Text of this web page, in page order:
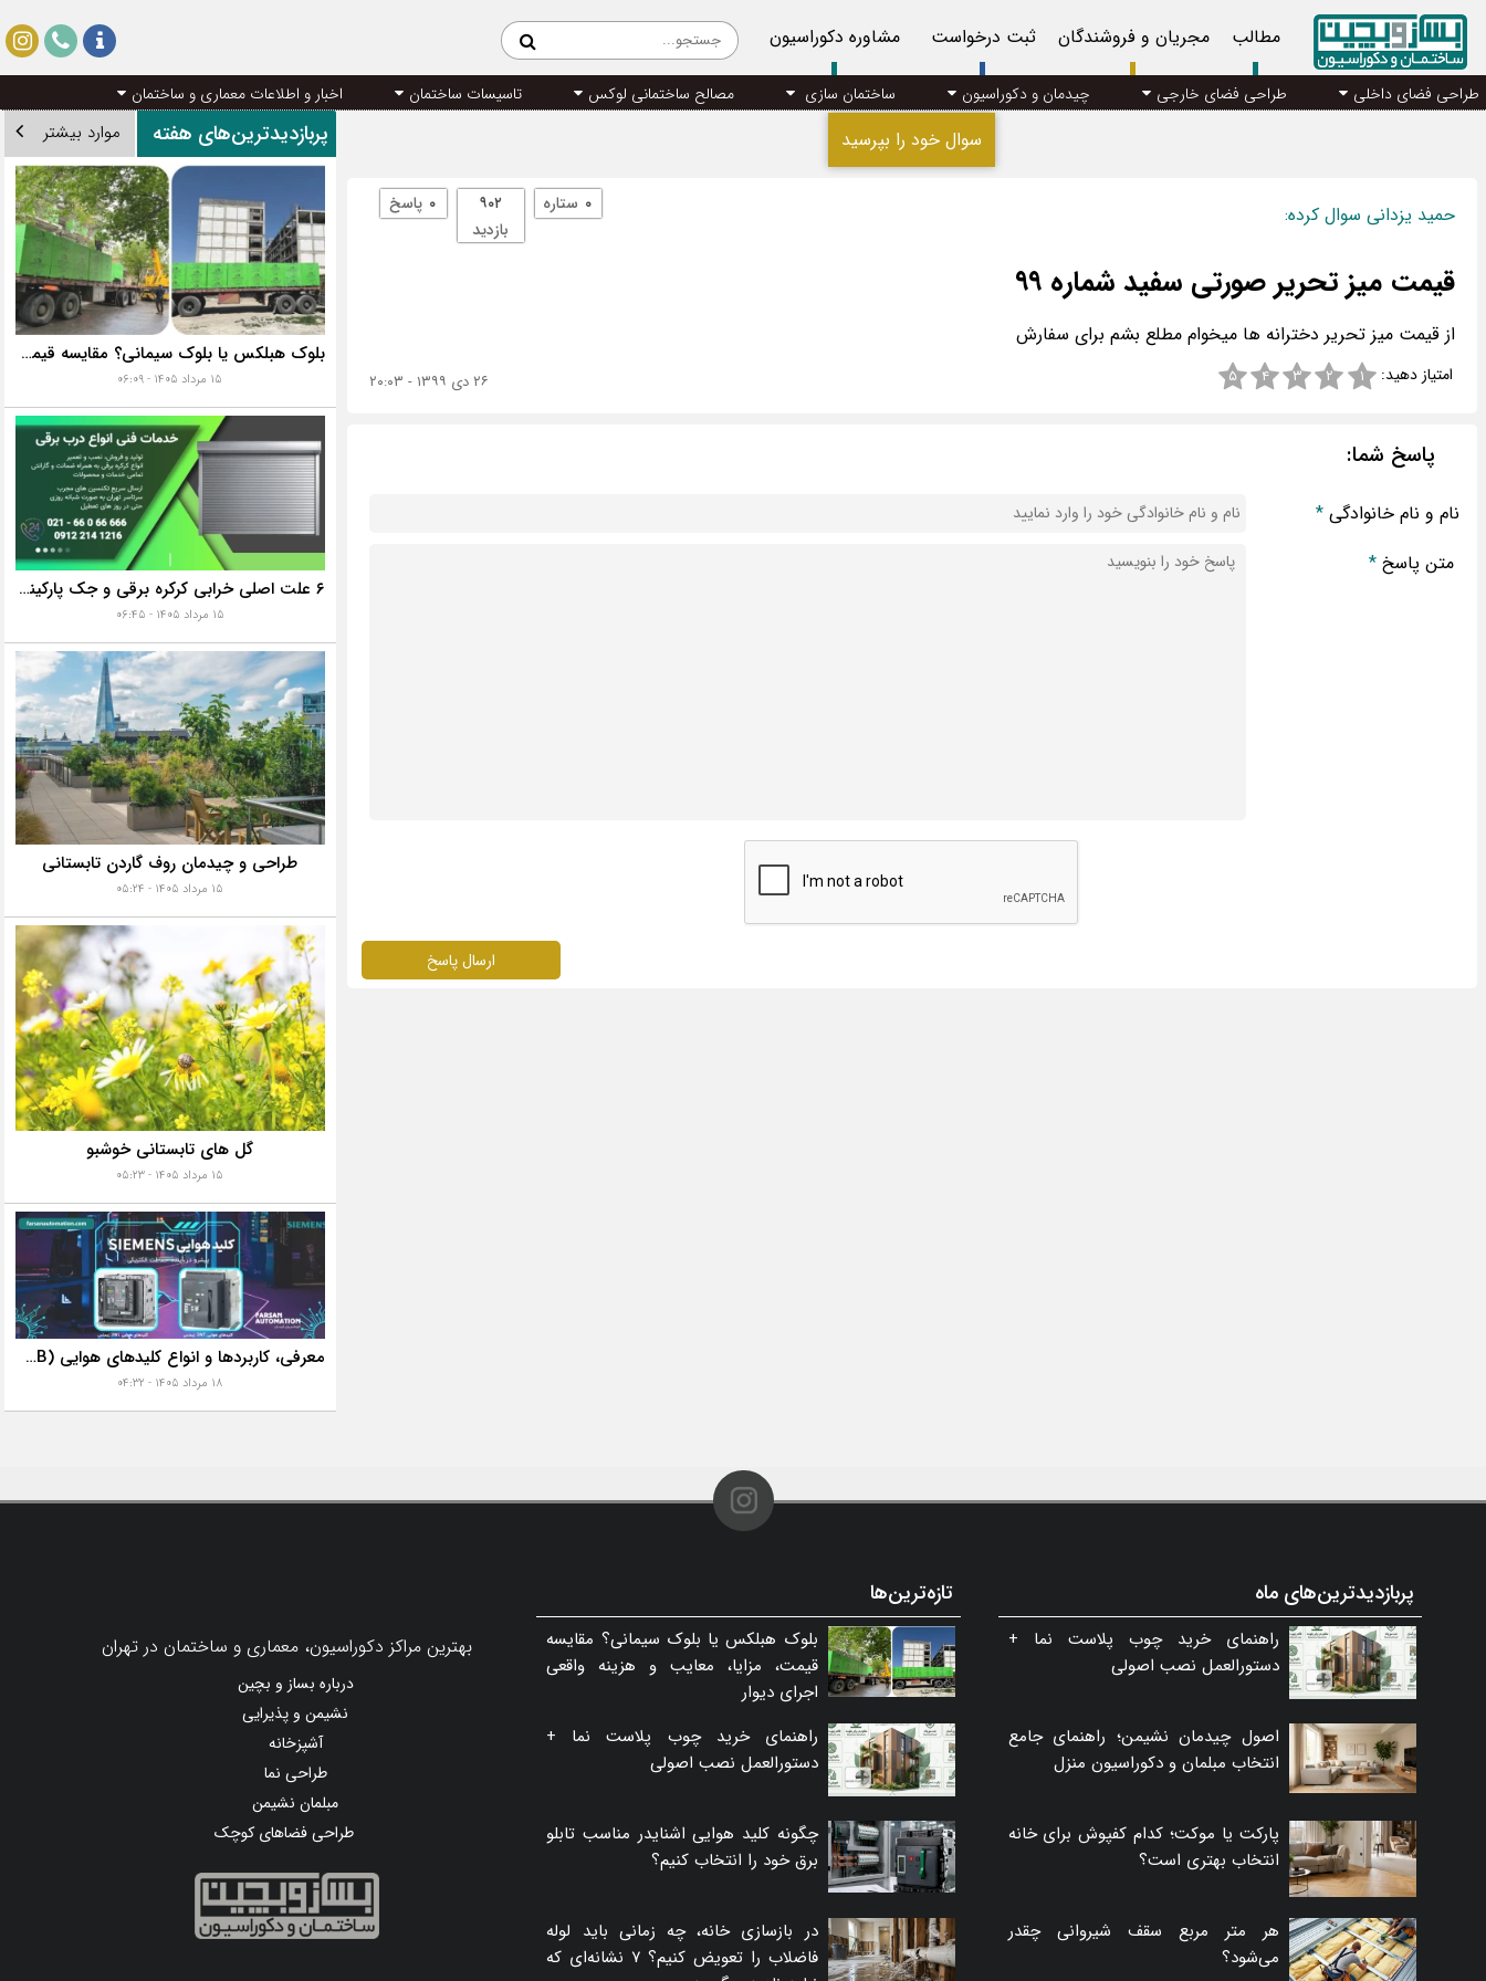
مطالب مجریان و فروشندگان ثبت درخواست مشاوره دکوراسیون
طراحی فضای داخلی طراحی فضای خارجی چیدمان و دکوراسیون ساختمان سازی مصالح ساختمانی لوکس تاسیسات ساختمان اخبار و اطلاعات معماری و ساختمان
سوال خود را بپرسید
حمید یزدانی سوال کرده: ۰ پاسخ
۹۰۲
بازدید
۰ ستاره
قیمت میز تحریر صورتی سفید شماره ۹۹
از قیمت میز تحریر دخترانه ها میخوام مطلع بشم برای سفارش
امتیاز دهید: ۱ ۲ ۳ ۴ ۵ ۲۶ دی ۱۳۹۹ - ۲۰:۰۳
پاسخ شما:
نام و نام خانوادگی *
متن پاسخ *
ارسال پاسخ
پربازدیدترین‌های هفته موارد بیشتر
بلوک هبلکس یا بلوک سیمانی؟ مقایسه قیمت، مزایا، معایب و هزینه واقعی اجرای دیوار
۱۵ مرداد ۱۴۰۵ - ۰۶:۰۹
۶ علت اصلی خرابی کرکره برقی و جک پارکینگی + راه‌های جلوگیری از هزینه‌های سنگین تعمیر
۱۵ مرداد ۱۴۰۵ - ۰۶:۴۵
طراحی و چیدمان روف گاردن تابستانی
۱۵ مرداد ۱۴۰۵ - ۰۵:۲۴
گل های تابستانی خوشبو
۱۵ مرداد ۱۴۰۵ - ۰۵:۲۳
معرفی، کاربردها و انواع کلیدهای هوایی (ACB)
۱۸ مرداد ۱۴۰۵ - ۰۴:۳۲
پربازدیدترین‌های ماه
راهنمای خرید چوب پلاست نما +
دستورالعمل نصب اصولی
اصول چیدمان نشیمن؛ راهنمای جامع
انتخاب مبلمان و دکوراسیون منزل
پارکت یا موکت؛ کدام کفپوش برای خانه
انتخاب بهتری است؟
هر متر مربع سقف شیروانی چقدر
می‌شود؟
تازه‌ترین‌ها
بلوک هبلکس یا بلوک سیمانی؟ مقایسه
قیمت، مزایا، معایب و هزینه واقعی
اجرای دیوار
راهنمای خرید چوب پلاست نما +
دستورالعمل نصب اصولی
چگونه کلید هوایی اشنایدر مناسب تابلو
برق خود را انتخاب کنیم؟
در بازسازی خانه، چه زمانی باید لوله
فاضلاب را تعویض کنیم؟ ۷ نشانه‌ای که
بهترین مراکز دکوراسیون، معماری و ساختمان در تهران
درباره بساز و بچین
نشیمن و پذیرایی
آشپزخانه
طراحی نما
مبلمان نشیمن
طراحی فضاهای کوچک